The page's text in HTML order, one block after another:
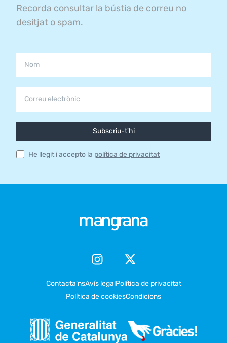
Recorda consultar la bústia de correu no
desitjat o spam.
Subscriu-t'hi
He llegit i accepto la política de privacitat
Contacta’nsAvís legalPolítica de privacitat
Política de cookiesCondicions